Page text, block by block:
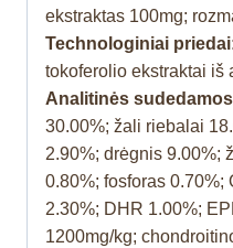
ekstraktas 100mg;
Technologiniai
tokoferolio ekstraktai iš
Analitinės
30.00%; žali riebalai
2.90%; drėgnis 9.00%;
0.80%; fosforas 0.70%;
2.30%; DHR 1.00%;
1200mg/kg;